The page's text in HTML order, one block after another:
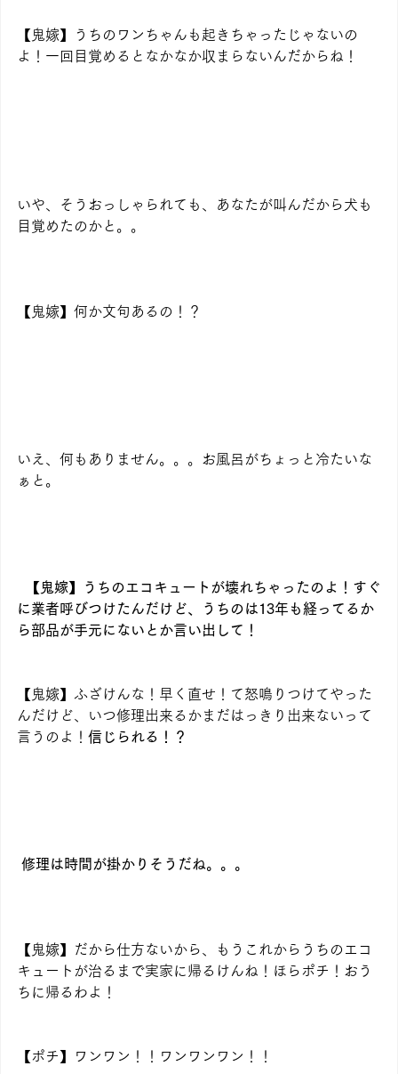
【鬼嫁】うちのワンちゃんも起きちゃったじゃないの
よ！一回目覚めるとなかなか収まらないんだからね！
いや、そうおっしゃられても、あなたが叫んだから犬も
目覚めたのかと。。
【鬼嫁】何か文句あるの！？
いえ、何もありません。。。お風呂がちょっと冷たいな
ぁと。
【鬼嫁】うちのエコキュートが壊れちゃったのよ！すぐ
に業者呼びつけたんだけど、うちのは13年も経ってるか
ら部品が手元にないとか言い出して！
【鬼嫁】ふざけんな！早く直せ！て怒鳴りつけてやった
んだけど、いつ修理出来るかまだはっきり出来ないって
言うのよ！ 信じられる！？
修理は時間が掛かりそうだね。。。
【鬼嫁】だから仕方ないから、もうこれからうちのエコ
キュートが治るまで実家に帰るけんね！ほらポチ！おう
ちに帰るわよ！
【ポチ】ワンワン！！ワンワンワン！！